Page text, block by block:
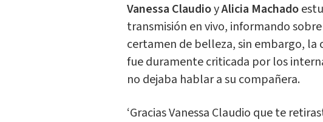
Vanessa ClaudioyAlicia Machado
transmisión en vivo, informando
certamen de belleza, sin embargo, la
fue duramente criticada por los
no dejaba hablar a su compañera.
‘Gracias Vanessa Claudio que te